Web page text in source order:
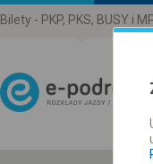
Bilety - PKP, PKS, BUSY i